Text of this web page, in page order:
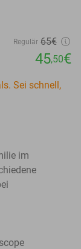
Regulär 65€
45,50€
Sei schnell,
im